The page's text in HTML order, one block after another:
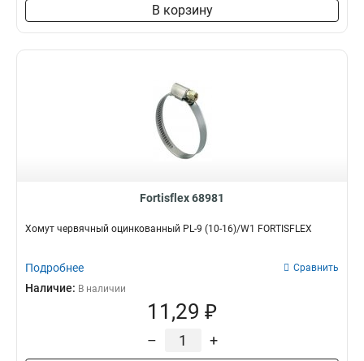
В корзину
Fortisflex 68981
Хомут червячный оцинкованный PL-9 (10-16)/W1 FORTISFLEX
Подробнее Сравнить
Наличие: В наличии
11,29 ₽
– +